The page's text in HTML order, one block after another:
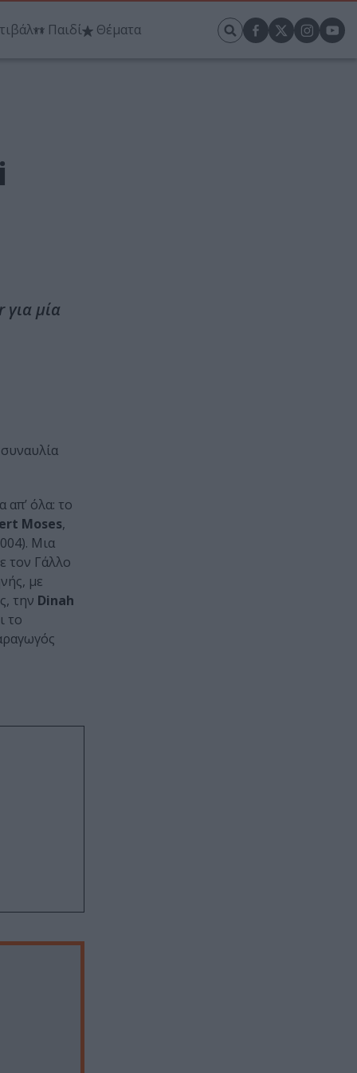
Παιδί Θέματα
για μία
απ’ όλα: το
Moses,
Μια
τον Γάλλο
με
την Dinah
το